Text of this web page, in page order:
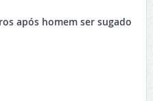
após homem ser sugado